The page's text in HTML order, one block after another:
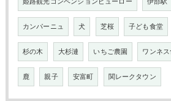
カンパーニュ 犬 芝桜 子ども食堂
杉の木 大杉漣 いちご農園 ワンネ
鹿 親子 安富町 関レークタウン